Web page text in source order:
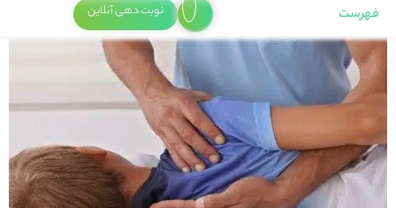
فهرست نوبت دهی آنلاین